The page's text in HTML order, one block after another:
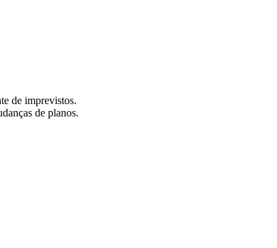
de imprevistos.
de planos.